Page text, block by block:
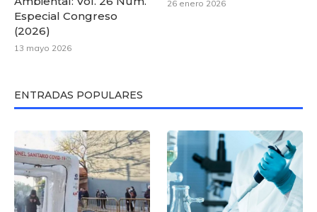
Especial Congreso
(2026)
13 mayo 2026
26 enero 2026
ENTRADAS POPULARES